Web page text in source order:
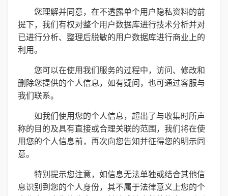
您理解并同意，在不透露单个用户隐私资料的前
提下，我们有权对整个用户数据库进行技术分析并对
已进行分析、整理后脱敏的用户数据库进行商业上的
利用。
您可以在使用我们服务的过程中，访问、修改和
删除您提供的个人信息，如有疑问，也可通过客服与
我们联系。
如我们使用您的个人信息，超出了与收集时所声
称的目的及具有直接或合理关联的范围，我们将在使
用您的个人信息前，再次向您告知并征得您的明示同
意。
特别提示您注意，如信息无法单独或结合其他信
息识别到您的个人身份，其不属于法律意义上您的个